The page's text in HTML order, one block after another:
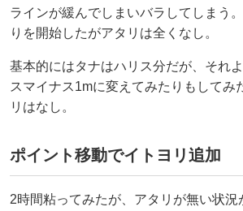
ラインが緩んでしまいバラしてしまう
りを開始したがアタリは全くなし。
基本的にはタナはハリス分だが、それ
スマイナス1mに変えてみたりもしてみ
リはなし。
ポイント移動でイトヨリ追加
2時間粘ってみたが、アタリが無い状況